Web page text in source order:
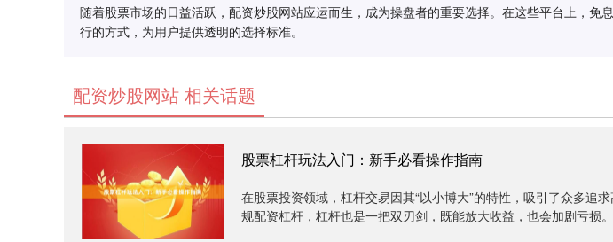
随着股票市场的日益活跃，配资炒股网站应运而生，成为操盘者的重要选择。在这些平台上，
行的方式，为用户提供透明的选择标准。
配资炒股网站 相关话题
股票杠杆玩法入门：新手必看操作指南
在股票投资领域，杠杆交易因其“以小博大”的特性，吸引了众多追
规配资杠杆，杠杆也是一把双刃剑，既能放大收益，也会加剧亏损